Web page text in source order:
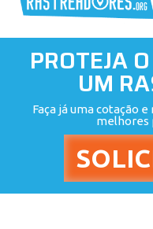
PROTEJA
UM
Faça já uma cotação
melhores